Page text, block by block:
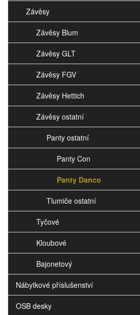
Závěsy
Závěsy Blum
Závěsy GLT
Závěsy FGV
Závěsy Hettich
Závěsy ostatní
Panty ostatní
Panty Con
Panty Danco
Tlumiče ostatní
Tyčové
Kloubové
Bajonetový
Nábytkové příslušenství
OSB desky